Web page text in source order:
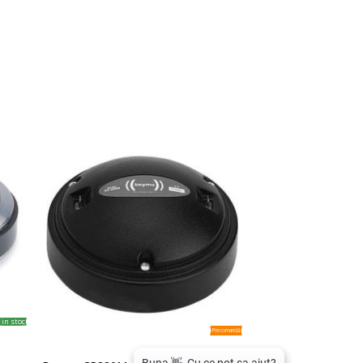
in stoc
Precomandă